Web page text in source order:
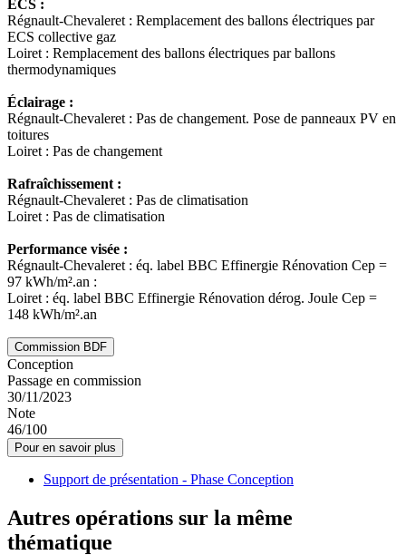
ECS :
Régnault-Chevaleret : Remplacement des ballons électriques par
ECS collective gaz
Loiret : Remplacement des ballons électriques par ballons
thermodynamiques
Éclairage :
Régnault-Chevaleret : Pas de changement. Pose de panneaux PV en
toitures
Loiret : Pas de changement
Rafraîchissement :
Régnault-Chevaleret : Pas de climatisation
Loiret : Pas de climatisation
Performance visée :
Régnault-Chevaleret : éq. label BBC Effinergie Rénovation Cep =
97 kWh/m².an :
Loiret : éq. label BBC Effinergie Rénovation dérog. Joule Cep =
148 kWh/m².an
Commission BDF
Conception
Passage en commission
30/11/2023
Note
46/100
Pour en savoir plus
Support de présentation - Phase Conception
Autres opérations sur la même
thématique